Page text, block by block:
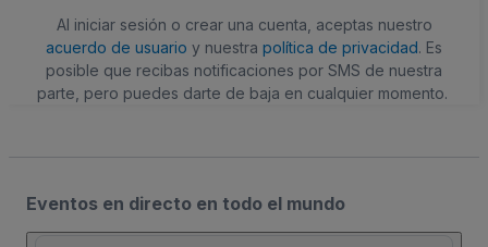
Al iniciar sesión o crear una cuenta, aceptas nuestro
acuerdo de usuario y nuestra política de privacidad. Es
posible que recibas notificaciones por SMS de nuestra
parte, pero puedes darte de baja en cualquier momento.
Eventos en directo en todo el mundo